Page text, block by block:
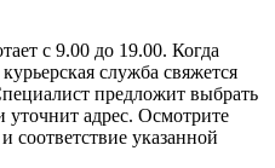
с 9.00 до 19.00. Когда
служба свяжется
предложит выбрать
уточнит адрес. Осмотрите
соответствие указанной